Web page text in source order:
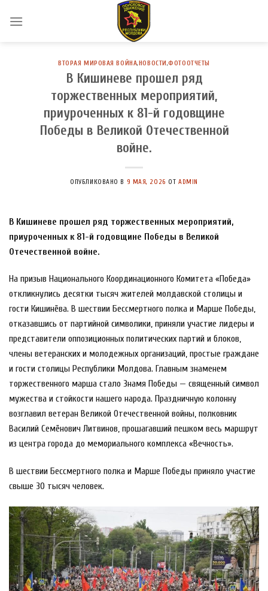
ВТОРАЯ МИРОВАЯ ВОЙНА,НОВОСТИ,ФОТООТЧЕТЫ
В Кишиневе прошел ряд
торжественных мероприятий,
приуроченных к 81-й годовщине
Победы в Великой Отечественной
войне.
ОПУБЛИКОВАНО В 9 МАЯ, 2026 ОТ ADMIN
В Кишиневе прошел ряд торжественных мероприятий,
приуроченных к 81-й годовщине Победы в Великой
Отечественной войне.
На призыв Национального Координационного Комитета «Победа»
откликнулись десятки тысяч жителей молдавской столицы и
гости Кишинёва. В шествии Бессмертного полка и Марше Победы,
отказавшись от партийной символики, приняли участие лидеры и
представители оппозиционных политических партий и блоков,
члены ветеранских и молодежных организаций, простые граждане
и гости столицы Республики Молдова. Главным знаменем
торжественного марша стало Знамя Победы — священный символ
мужества и стойкости нашего народа. Праздничную колонну
возглавил ветеран Великой Отечественной войны, полковник
Василий Семёнович Литвинов, прошагавший пешком весь маршрут
из центра города до мемориального комплекса «Вечность».
В шествии Бессмертного полка и Марше Победы приняло участие
свыше 30 тысяч человек.